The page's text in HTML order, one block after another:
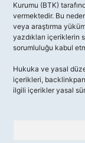
Kurumu (BTK)
vermektedir. Bu
veya araştırma
yazdıkları içeriklerin
sorumluluğu kabul
Hukuka ve yasal
içerikleri,
ilgili içerikler yasal